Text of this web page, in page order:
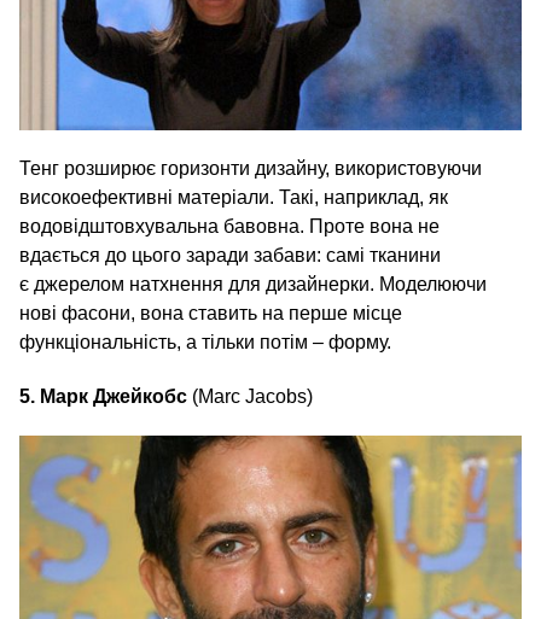
Тенг розширює горизонти дизайну, використовуючи
високоефективні матеріали. Такі, наприклад, як
водовідштовхувальна бавовна. Проте вона не
вдається до цього заради забави: самі тканини
є джерелом натхнення для дизайнерки. Моделюючи
нові фасони, вона ставить на перше місце
функціональність, а тільки потім – форму.
5. Марк Джейкобс (Marc Jacobs)